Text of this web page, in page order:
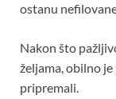
ostanu
Nakon što
željama, obilno
pripremali.